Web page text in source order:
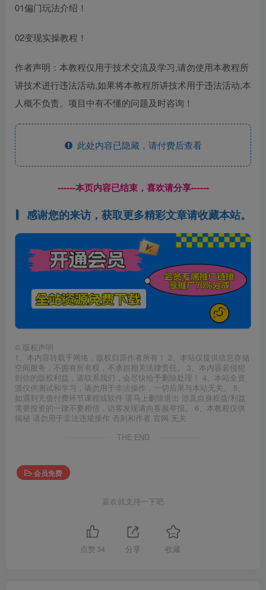
01偏门玩法介绍！
02变现实操教程！
作者声明：本教程仅用于技术交流及学习,请勿使用本教程所
讲技术进行违法活动,如果将本教程所讲技术用于违法活动,本
人概不负责。项目中有不懂的问题及时咨询！
此处内容已隐藏，请付费后查看
------本页内容已结束，喜欢请分享------
感谢您的来访，获取更多精彩文章请收藏本站。
© 版权声明
1、本内容转载于网络，版权归原作者所有！ 2、本站仅提供信息存储
空间服务，不拥有所有权，不承担相关法律责任。 3、本内容若侵犯
到你的版权利益，请联系我们，会尽快给予删除处理！ 4、本站全资
源仅供测试和学习，请勿用于非法操作，一切后果与本站无关。 5、
如遇到充值付费环节课程或软件 请马上删除退出 涉及自身权益/利益
需要投资的一律不要相信，访客发现请向客服举报。 6、本教程仅供
揭秘 请勿用于非法违规操作 否则和作者 官网 无关
THE END
会员免费
喜欢就支持一下吧
点赞 34 分享 收藏